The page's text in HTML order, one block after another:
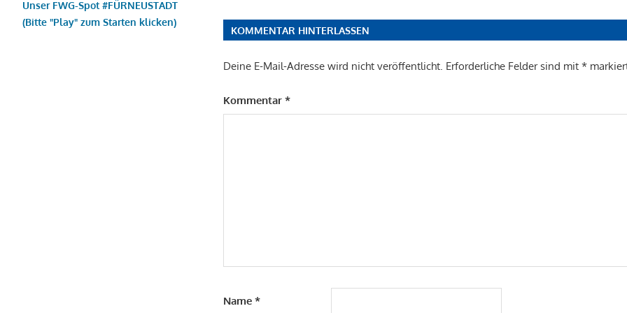
KOMMENTAR HINTERLASSEN
Deine E-Mail-Adresse wird nicht veröffentlicht. Erforderliche Felder sind mit*
Kommentar*
Name*
Unser FWG-Spot #FÜRNEUSTADT
(Bitte "Play" zum Starten klicken)